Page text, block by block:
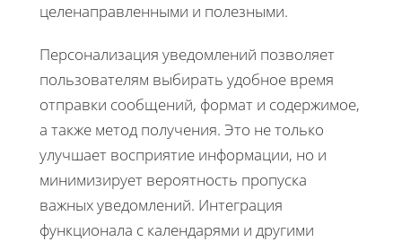
целенаправленными и полезными.
Персонализация уведомлений позволяет
пользователям выбирать удобное время
отправки сообщений, формат и содержимое,
а также метод получения. Это не только
улучшает восприятие информации, но и
минимизирует вероятность пропуска
важных уведомлений. Интеграция
функционала с календарями и другими